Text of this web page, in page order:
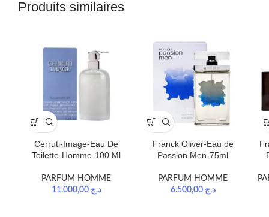
Produits similaires
Cerruti-Image-Eau De
Toilette-Homme-100 Ml
PARFUM HOMME
د.ج 11.000,00
Franck Oliver-Eau de
Passion Men-75ml
PARFUM HOMME
د.ج 6.500,00